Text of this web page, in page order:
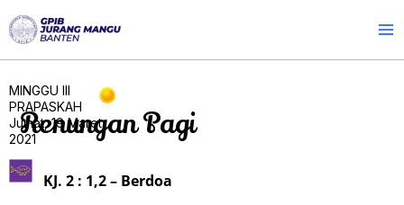
to
content
MINGGU III
PRAPASKAH
Jumat, 19 Maret
2021
Renungan Pagi
KJ. 2 : 1,2 – Berdoa